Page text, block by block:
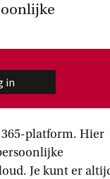
in
365-platform. Hier
Je kunt er